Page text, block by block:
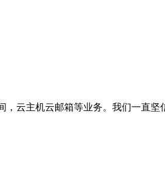
云主机云邮箱等业务。我们一直坚